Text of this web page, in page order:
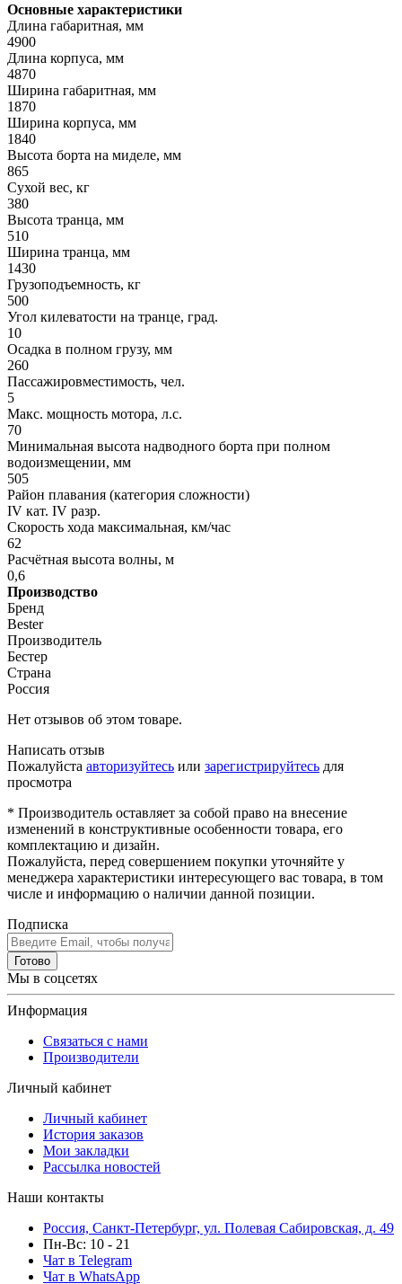
Основные характеристики
Длина габаритная, мм
4900
Длина корпуса, мм
4870
Ширина габаритная, мм
1870
Ширина корпуса, мм
1840
Высота борта на миделе, мм
865
Сухой вес, кг
380
Высота транца, мм
510
Ширина транца, мм
1430
Грузоподъемность, кг
500
Угол килеватости на транце, град.
10
Осадка в полном грузу, мм
260
Пассажировместимость, чел.
5
Макс. мощность мотора, л.с.
70
Минимальная высота надводного борта при полном
водоизмещении, мм
505
Район плавания (категория сложности)
IV кат. IV разр.
Скорость хода максимальная, км/час
62
Расчётная высота волны, м
0,6
Производство
Бренд
Bester
Производитель
Бестер
Страна
Россия
Нет отзывов об этом товаре.
Написать отзыв
Пожалуйста авторизуйтесь или зарегистрируйтесь для
просмотра
* Производитель оставляет за собой право на внесение
изменений в конструктивные особенности товара, его
комплектацию и дизайн.
Пожалуйста, перед совершением покупки уточняйте у
менеджера характеристики интересующего вас товара, в том
числе и информацию о наличии данной позиции.
Подписка
Готово
Мы в соцсетях
Информация
Связаться с нами
Производители
Личный кабинет
Личный кабинет
История заказов
Мои закладки
Рассылка новостей
Наши контакты
Россия, Санкт-Петербург, ул. Полевая Сабировская, д. 49
Пн-Вс: 10 - 21
Чат в Telegram
Чат в WhatsApp